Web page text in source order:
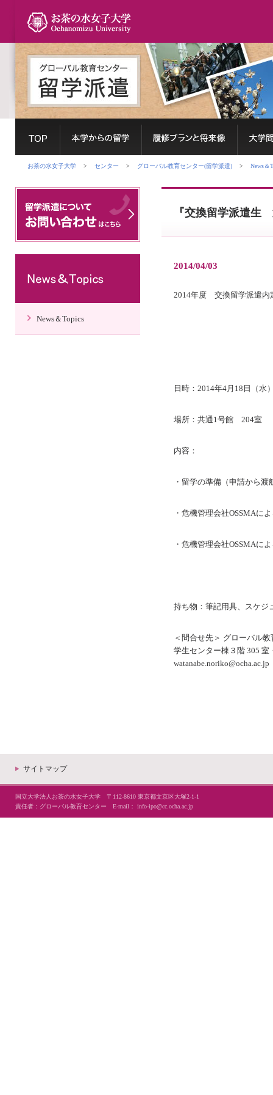
お茶の水女子大学 > センター > グローバル教育センター(留学派遣) > News＆
News＆Topics
『交換留学派遣
2014/04/03
2014年度 交換留学派遣内
日時：2014年4月18日（水
場所：共通1号館 204室
内容：
・留学の準備（申請から
・危機管理会社OSSMAに
・危機管理会社OSSMAに
持ち物：筆記用具、スケジ
＜問合せ先＞ グローバル
学生センター棟３階 305 室
watanabe.noriko@ocha.ac.jp
サイトマップ
国立大学法人お茶の水女子大学 〒112-8610 東京都文京区大塚2-1-1
責任者：グローバル教育センター E-mail： info-ipo@cc.ocha.ac.jp